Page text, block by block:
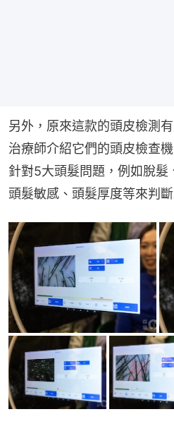
另外，原來這款的頭皮檢測
治療師介紹它們的頭皮檢查
針對5大頭髮問題，例如脫髮
頭髮敏感、頭髮厚度等來判斷